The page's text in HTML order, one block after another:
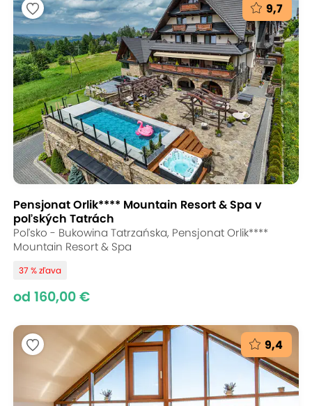
9,7
Pensjonat Orlik**** Mountain Resort & Spa v
poľských Tatrách
Poľsko - Bukowina Tatrzańska, Pensjonat Orlik****
Mountain Resort & Spa
37 % zľava
od 160,00 €
9,4